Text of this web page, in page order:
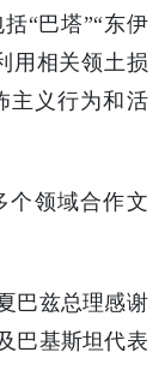
“巴塔”“东伊
用相关领土损
主义行为和活
个领域合作文
巴兹总理感谢
巴基斯坦代表